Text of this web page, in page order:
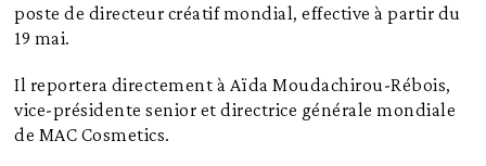
poste de directeur créatif mondial, effective à partir du
19 mai.
Il reportera directement à Aïda Moudachirou-Rébois,
vice-présidente senior et directrice générale mondiale
de MAC Cosmetics.